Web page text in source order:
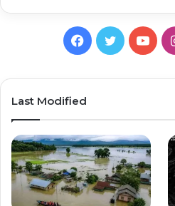
Facebook
Twitter
Last Modified